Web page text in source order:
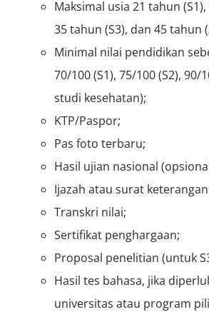
Maksimal usia 21 tahun
35 tahun (S3), dan 45 tahun (
Minimal nilai pendidikan
70/100 (S1), 75/100 (S2), 90/
studi kesehatan);
KTP/Paspor;
Pas foto terbaru;
Hasil ujian nasional
Ijazah atau surat keterangan
Transkri nilai;
Sertifikat penghargaan;
Proposal penelitian (untuk
Hasil tes bahasa, jika
universitas atau program